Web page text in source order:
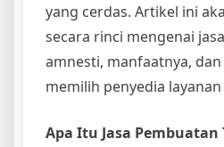
yang cerdas. Artikel ini
secara rinci mengenai
amnesti, manfaatnya,
memilih penyedia
Apa Itu Jasa Pembuatan